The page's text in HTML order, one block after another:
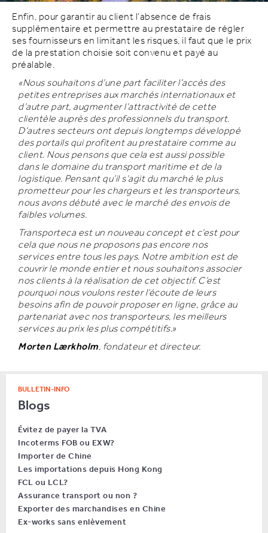
Enfin, pour garantir au client l’absence de frais
supplémentaire et permettre au prestataire de régler
ses fournisseurs en limitant les risques, il faut que le prix
de la prestation choisie soit convenu et payé au
préalable.
«Nous souhaitons d’une part faciliter l’accès des
petites entreprises aux marchés internationaux et
d’autre part, augmenter l’attractivité de cette
clientèle auprès des professionnels du transport.
D’autres secteurs ont depuis longtemps développé
des portails qui profitent au prestataire comme au
client. Nous pensons que cela est aussi possible
dans le domaine du transport maritime et de la
logistique. Pensant qu’il s’agit du marché le plus
prometteur pour les chargeurs et les transporteurs,
nous avons débuté avec le marché des envois de
faibles volumes.
Transporteca est un nouveau concept et c’est pour
cela que nous ne proposons pas encore nos
services entre tous les pays. Notre ambition est de
couvrir le monde entier et nous souhaitons associer
nos clients à la réalisation de cet objectif. C’est
pourquoi nous voulons rester l’écoute de leurs
besoins afin de pouvoir proposer en ligne, grâce au
partenariat avec nos transporteurs, les meilleurs
services au prix les plus compétitifs.»
Morten Lærkholm, fondateur et directeur.
BULLETIN-INFO
Blogs
Évitez de payer la TVA
Incoterms FOB ou EXW?
Importer de Chine
Les importations depuis Hong Kong
FCL ou LCL?
Assurance transport ou non ?
Exporter des marchandises en Chine
Ex-works sans enlèvement